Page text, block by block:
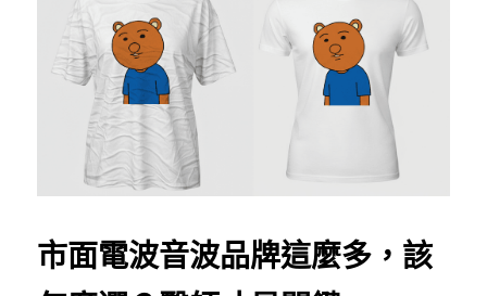
市面電波音波品牌這麼多，該